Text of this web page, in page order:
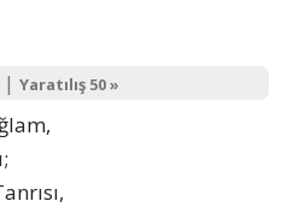
| Yaratılış 50 »